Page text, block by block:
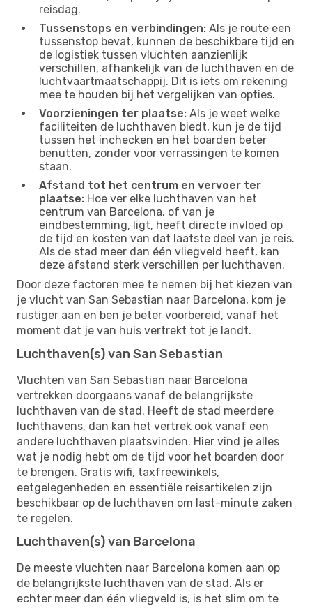
reisdag.
Tussenstops en verbindingen: Als je route een
tussenstop bevat, kunnen de beschikbare tijd en
de logistiek tussen vluchten aanzienlijk
verschillen, afhankelijk van de luchthaven en de
luchtvaartmaatschappij. Dit is iets om rekening
mee te houden bij het vergelijken van opties.
Voorzieningen ter plaatse: Als je weet welke
faciliteiten de luchthaven biedt, kun je de tijd
tussen het inchecken en het boarden beter
benutten, zonder voor verrassingen te komen
staan.
Afstand tot het centrum en vervoer ter
plaatse: Hoe ver elke luchthaven van het
centrum van Barcelona, of van je
eindbestemming, ligt, heeft directe invloed op
de tijd en kosten van dat laatste deel van je reis.
Als de stad meer dan één vliegveld heeft, kan
deze afstand sterk verschillen per luchthaven.
Door deze factoren mee te nemen bij het kiezen van
je vlucht van San Sebastian naar Barcelona, kom je
rustiger aan en ben je beter voorbereid, vanaf het
moment dat je van huis vertrekt tot je landt.
Luchthaven(s) van San Sebastian
Vluchten van San Sebastian naar Barcelona
vertrekken doorgaans vanaf de belangrijkste
luchthaven van de stad. Heeft de stad meerdere
luchthavens, dan kan het vertrek ook vanaf een
andere luchthaven plaatsvinden. Hier vind je alles
wat je nodig hebt om de tijd voor het boarden door
te brengen. Gratis wifi, taxfreewinkels,
eetgelegenheden en essentiële reisartikelen zijn
beschikbaar op de luchthaven om last-minute zaken
te regelen.
Luchthaven(s) van Barcelona
De meeste vluchten naar Barcelona komen aan op
de belangrijkste luchthaven van de stad. Als er
echter meer dan één vliegveld is, is het slim om te